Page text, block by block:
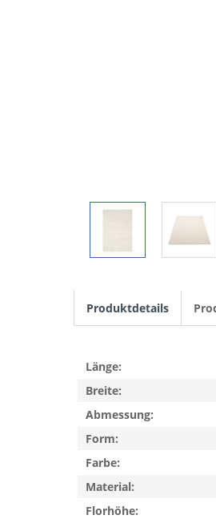
Produktdetails
Länge:
Breite:
Abmessung:
Form:
Farbe:
Material:
Florhöhe: